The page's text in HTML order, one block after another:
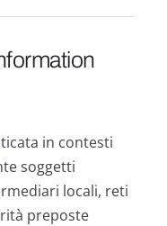
in contesti
soggetti
locali, reti
preposte